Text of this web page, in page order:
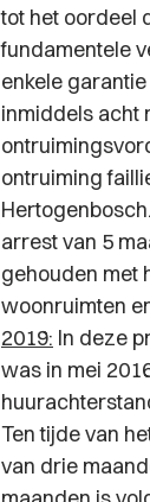
tot het oordeel
fundamentele
enkele
inmiddels acht
ontruiming
arrest van 5
gehouden met
woonruimten
2019: In deze
was in mei
Ten tijde van
van drie